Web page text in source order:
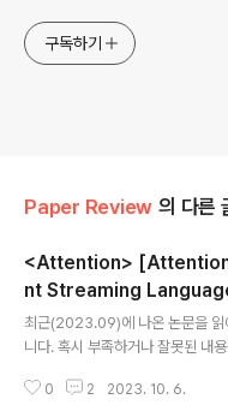
구독하기
Paper Review 의 다른
<Attention>
nt Streaming
Attention Sinks
최근(2023.09)에 나온 논문을 읽
니다. 혹시 부족하거나 잘못된 내
initial token의 Key, Value를
0 2 2023. 10. 6.